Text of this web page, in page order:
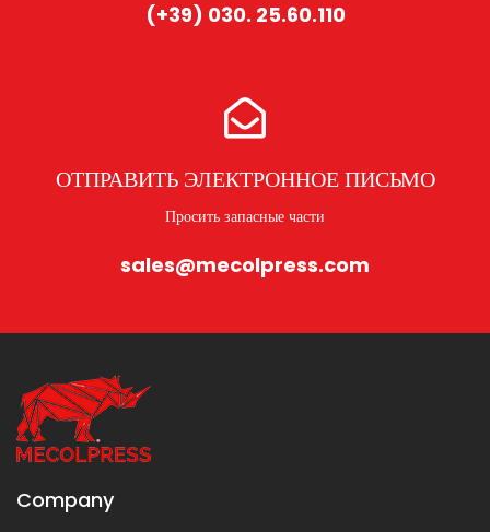
(+39) 030. 25.60.110
ОТПРАВИТЬ ЭЛЕКТРОННОЕ ПИСЬМО
Просить запасные части
sales@mecolpress.com
Company